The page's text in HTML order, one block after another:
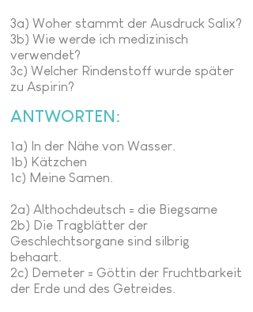
3a) Woher stammt der Ausdruck Salix?
3b) Wie werde ich medizinisch
verwendet?
3c) Welcher Rindenstoff wurde später
zu Aspirin?
ANTWORTEN:
1a) In der Nähe von Wasser.
1b) Kätzchen
1c) Meine Samen.​
2a) Althochdeutsch = die Biegsame
2b) Die Tragblätter der
Geschlechtsorgane sind silbrig
behaart.
2c) Demeter = Göttin der Fruchtbarkeit
der Erde und des Getreides.